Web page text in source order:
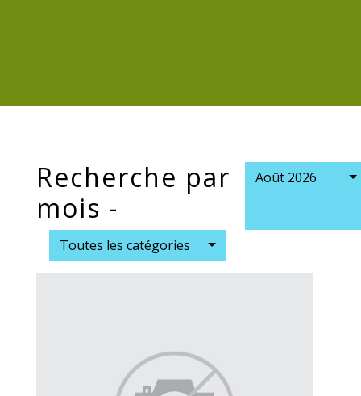
Recherche par
mois -
Août 2026
Toutes les catégories